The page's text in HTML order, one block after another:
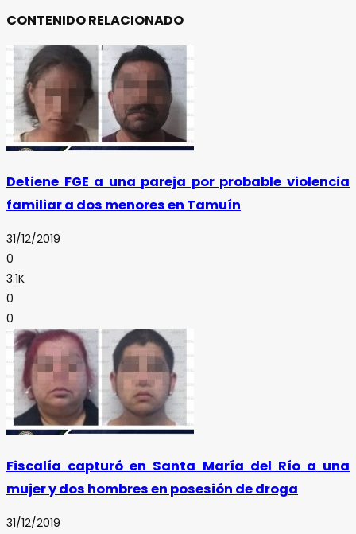
CONTENIDO RELACIONADO
Detiene FGE a una pareja por probable violencia
familiar a dos menores en Tamuín
31/12/2019
0
3.1K
0
0
Fiscalía capturó en Santa María del Río a una
mujer y dos hombres en posesión de droga
31/12/2019